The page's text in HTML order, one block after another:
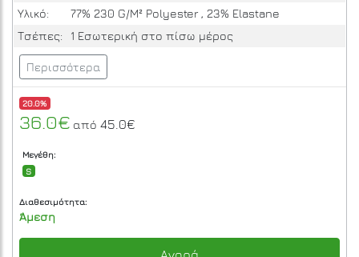
Υλικό:
77% 230 G/M² Polyester , 23% Elastane
Τσέπες:
1 Εσωτερική στο πίσω μέρος
Περισσότερα
20.0%
36.0€ από 45.0€
Μεγέθη:
S
Διαθεσιμότητα:
Άμεση